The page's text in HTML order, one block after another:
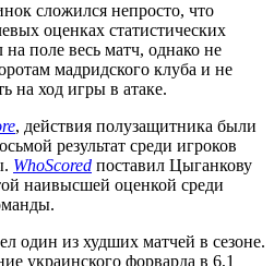
сложился непросто, что
оценках статистических
поле весь матч, однако не
мадридского клуба и не
на ход игры в атаке.
, действия полузащитника были
результат среди игроков
WhoScored поставил Цыганкову
наивысшей оценкой среди
один из худших матчей в сезоне.
украинского форварда в 6,1